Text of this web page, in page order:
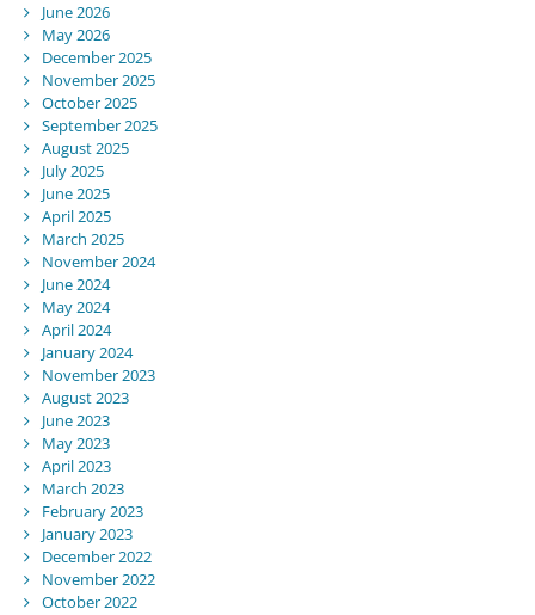
June 2026
May 2026
December 2025
November 2025
October 2025
September 2025
August 2025
July 2025
June 2025
April 2025
March 2025
November 2024
June 2024
May 2024
April 2024
January 2024
November 2023
August 2023
June 2023
May 2023
April 2023
March 2023
February 2023
January 2023
December 2022
November 2022
October 2022